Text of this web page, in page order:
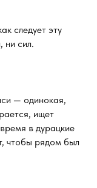
следует эту
ни сил.
— одинокая,
ищет
в дурацкие
чтобы рядом был